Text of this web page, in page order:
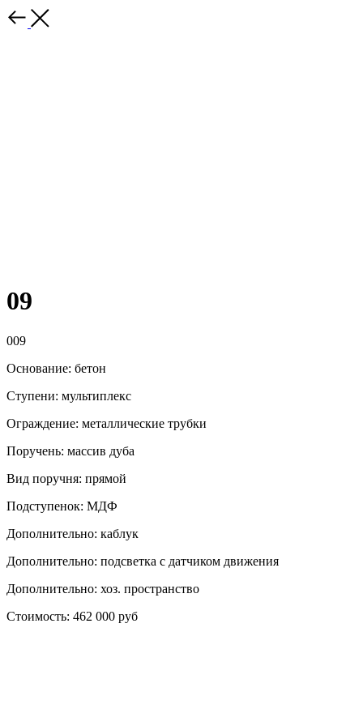
09
009
Основание: бетон
Ступени: мультиплекс
Ограждение: металлические трубки
Поручень: массив дуба
Вид поручня: прямой
Подступенок: МДФ
Дополнительно: каблук
Дополнительно: подсветка с датчиком движения
Дополнительно: хоз. пространство
Стоимость: 462 000 руб